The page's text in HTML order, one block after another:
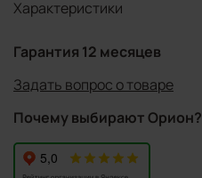
Характеристики
Гарантия 12 месяцев
Задать вопрос о товаре
Почему выбирают Орион?